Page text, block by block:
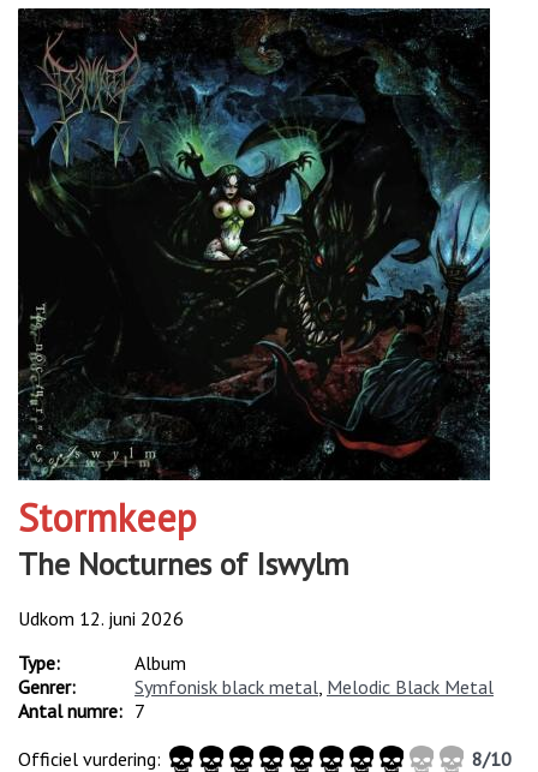
Stormkeep
The Nocturnes of Iswylm
Udkom 12. juni 2026
Type:
Album
Genrer:
Symfonisk black metal Melodic Black Metal
Antal numre: 7
Officiel vurdering:
8/10